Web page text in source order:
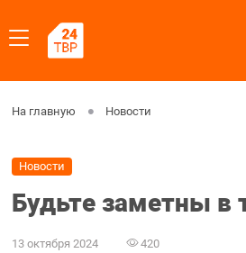
На главную Новости
Новости
Будьте заметны в
13 октября 2024 420